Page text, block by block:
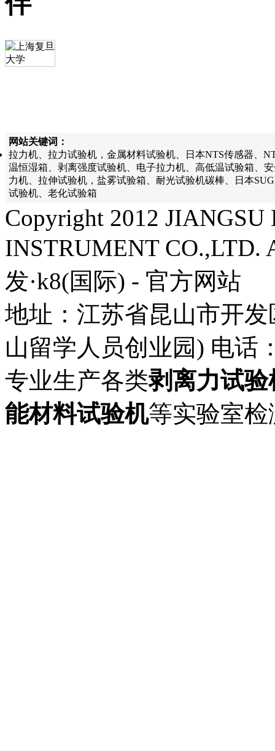
网站关键词：
拉力机、拉力试验机，金属材料试验机、日本NTS传感器、
温恒湿箱、剥离强度试验机、电子拉力机、高低温试验箱、
力机、拉伸试验机，盐雾试验箱、耐光试验机碳棒、日本
试验机、老化试验箱
Copyright 2012
INSTRUMENT CO.,LTD.
发·k8(国际) - 官方网站
地址：江苏省昆山市开
山留学人员创业园) 电话
专业生产各类剥离力试
能材料试验机等实验室